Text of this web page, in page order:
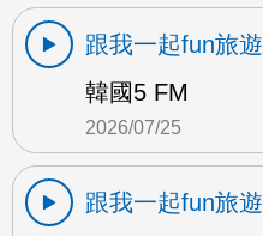
跟我一起fun旅遊
韓國5 FM
2026/07/25
跟我一起fun旅遊